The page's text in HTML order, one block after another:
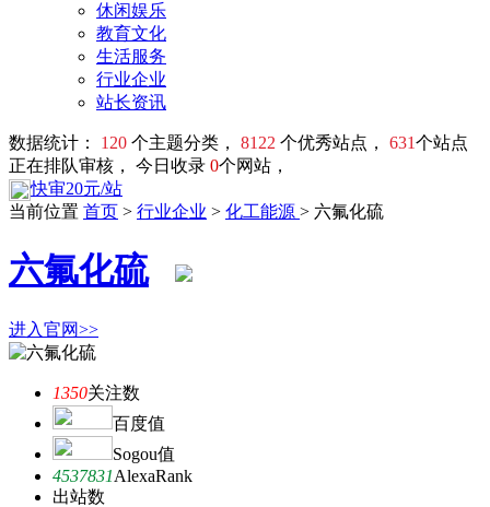
休闲娱乐
教育文化
生活服务
行业企业
站长资讯
数据统计： 120 个主题分类， 8122 个优秀站点， 631个站点
正在排队审核， 今日收录 0个网站，
快审20元/站
当前位置 首页 > 行业企业 > 化工能源 > 六氟化硫
六氟化硫
进入官网>>
1350关注数
百度值
Sogou值
4537831AlexaRank
出站数